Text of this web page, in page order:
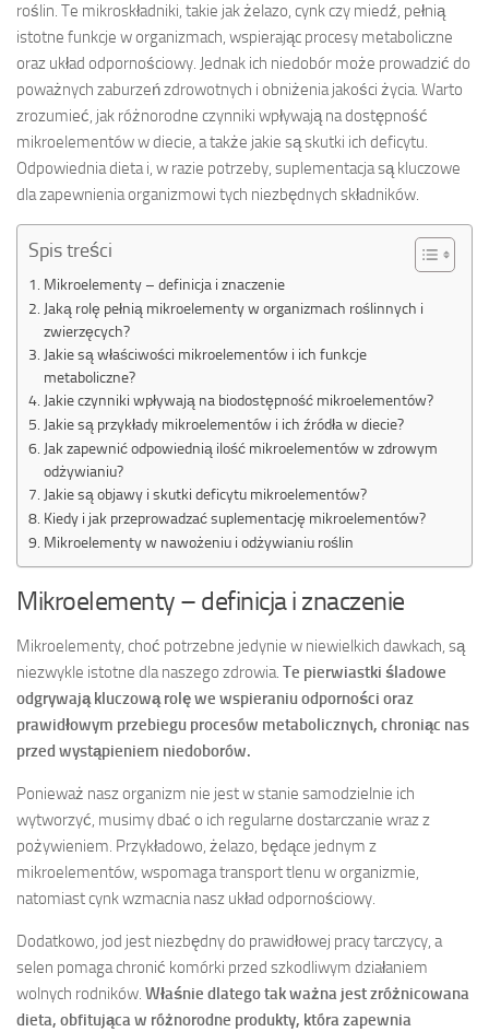
roślin. Te mikroskładniki, takie jak żelazo, cynk czy miedź, pełnią
istotne funkcje w organizmach, wspierając procesy metaboliczne
oraz układ odpornościowy. Jednak ich niedobór może prowadzić do
poważnych zaburzeń zdrowotnych i obniżenia jakości życia. Warto
zrozumieć, jak różnorodne czynniki wpływają na dostępność
mikroelementów w diecie, a także jakie są skutki ich deficytu.
Odpowiednia dieta i, w razie potrzeby, suplementacja są kluczowe
dla zapewnienia organizmowi tych niezbędnych składników.
Spis treści
Mikroelementy – definicja i znaczenie
Jaką rolę pełnią mikroelementy w organizmach roślinnych i
zwierzęcych?
Jakie są właściwości mikroelementów i ich funkcje
metaboliczne?
Jakie czynniki wpływają na biodostępność mikroelementów?
Jakie są przykłady mikroelementów i ich źródła w diecie?
Jak zapewnić odpowiednią ilość mikroelementów w zdrowym
odżywianiu?
Jakie są objawy i skutki deficytu mikroelementów?
Kiedy i jak przeprowadzać suplementację mikroelementów?
Mikroelementy w nawożeniu i odżywianiu roślin
Mikroelementy – definicja i znaczenie
Mikroelementy, choć potrzebne jedynie w niewielkich dawkach, są
niezwykle istotne dla naszego zdrowia. Te pierwiastki śladowe
odgrywają kluczową rolę we wspieraniu odporności oraz
prawidłowym przebiegu procesów metabolicznych, chroniąc nas
przed wystąpieniem niedoborów.
Ponieważ nasz organizm nie jest w stanie samodzielnie ich
wytworzyć, musimy dbać o ich regularne dostarczanie wraz z
pożywieniem. Przykładowo, żelazo, będące jednym z
mikroelementów, wspomaga transport tlenu w organizmie,
natomiast cynk wzmacnia nasz układ odpornościowy.
Dodatkowo, jod jest niezbędny do prawidłowej pracy tarczycy, a
selen pomaga chronić komórki przed szkodliwym działaniem
wolnych rodników. Właśnie dlatego tak ważna jest zróżnicowana
dieta, obfitująca w różnorodne produkty, która zapewnia